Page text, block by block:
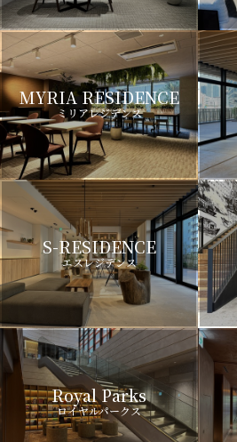
MYRIA RESIDENCE
ミリアレジデンス
S-RESIDENCE
エスレジデンス
Royal Parks
ロイヤルパークス